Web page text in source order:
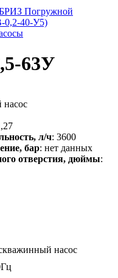
Погружной
40-У5)
63У
л/ч: 3600
бар: нет данных
отверстия, дюймы:
насос